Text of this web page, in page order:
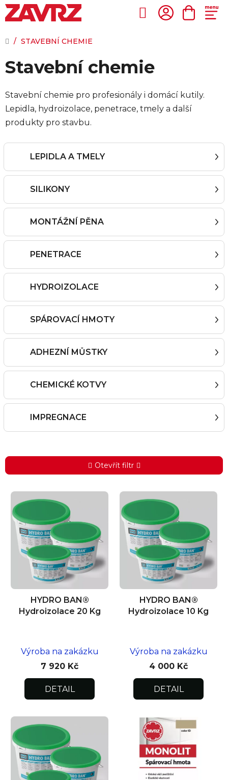
Přejít
na
Hledat
DOMŮ
/ STAVEBNÍ CHEMIE
Stavební chemie
Stavební chemie pro profesionály i domácí kutily.
Lepidla, hydroizolace, penetrace, tmely a další
produkty pro stavbu.
LEPIDLA A TMELY
SILIKONY
MONTÁŽNÍ PĚNA
PENETRACE
HYDROIZOLACE
SPÁROVACÍ HMOTY
ADHEZNÍ MŮSTKY
CHEMICKÉ KOTVY
IMPREGNACE
Otevřít filtr
V
p
o
HYDRO BAN®
Hydroizolace 20 Kg
Výroba na zakázku
7 920 Kč
DETAIL
HYDRO BAN®
Hydroizolace 10 Kg
Výroba na zakázku
4 000 Kč
DETAIL